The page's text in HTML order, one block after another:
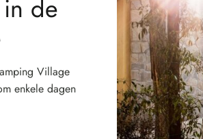
de
Village
enkele dagen